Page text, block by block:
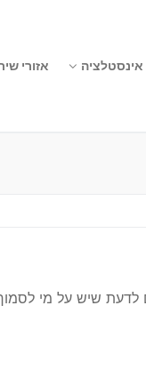
אינסטלציה אזורי
לדעת שיש על מי